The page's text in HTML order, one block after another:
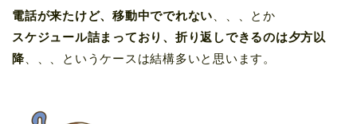
電話が来たけど、移動中ででれない 、、、とか
スケジュール詰まっており、折り返しできるのは夕方以
降、、、というケースは結構多いと思います。